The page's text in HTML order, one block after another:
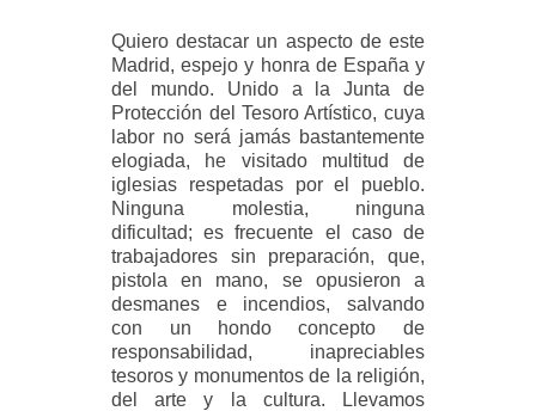
Quiero destacar un aspecto de este
Madrid, espejo y honra de España y
del mundo. Unido a la Junta de
Protección del Tesoro Artístico, cuya
labor no será jamás bastantemente
elogiada, he visitado multitud de
iglesias respetadas por el pueblo.
Ninguna molestia, ninguna
dificultad; es frecuente el caso de
trabajadores sin preparación, que,
pistola en mano, se opusieron a
desmanes e incendios, salvando
con un hondo concepto de
responsabilidad, inapreciables
tesoros y monumentos de la religión,
del arte y la cultura. Llevamos